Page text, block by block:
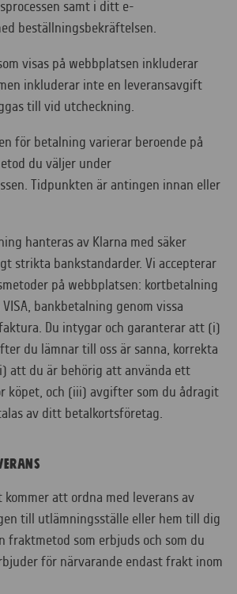
samt i ditt e-
beställningsbekräftelsen.
på webbplatsen inkluderar
inkluderar inte en leveransavgift
till vid utcheckning.
betalning varierar beroende på
du väljer under
Tidpunkten är antingen innan eller
av Klarna med säker
strikta bankstandarder. Vi accepterar
på webbplatsen: kortbetalning
bankbetalning genom vissa
Du intygar och garanterar att (i)
du lämnar till oss är sanna, korrekta
att du är behörig att använda ett
köpet, och (iii) avgifter som du ådragit
av ditt betalkortsföretag.
att ordna med leverans av
till utlämningsställe eller hem till dig
fraktmetod som erbjuds och som du
för närvarande endast frakt inom